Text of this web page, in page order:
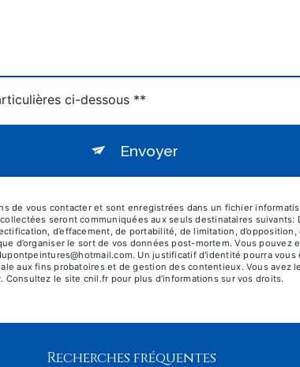
ci-dessous **
Envoyer
de vous contacter et sont enregistrées dans un fichier
seront communiquées aux seuls destinataires
d’effacement, de portabilité, de limitation,
d’organiser le sort de vos données post-mortem. Vous
Un justificatif d'identité pourra
aux fins probatoires et de gestion des contentieux. Vous avez
. Consultez le site cnil.fr pour plus d’informations sur vos droits.
Recherches fréquentes